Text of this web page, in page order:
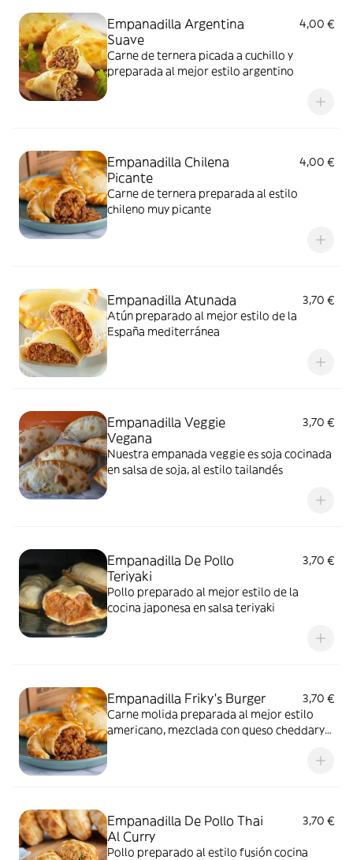
Empanadilla Argentina
Suave
4,00 €
Carne de ternera picada a cuchillo y
preparada al mejor estilo argentino
Empanadilla Chilena
Picante
4,00 €
Carne de ternera preparada al estilo
chileno muy picante
Empanadilla Atunada
3,70 €
Atún preparado al mejor estilo de la
España mediterránea
Empanadilla Veggie
Vegana
3,70 €
Nuestra empanada veggie es soja cocinada
en salsa de soja, al estilo tailandés
Empanadilla De Pollo
Teriyaki
3,70 €
Pollo preparado al mejor estilo de la
cocina japonesa en salsa teriyaki
Empanadilla Friky's Burger
3,70 €
Carne molida preparada al mejor estilo
americano, mezclada con queso cheddary
Empanadilla De Pollo Thai
Al Curry
3,70 €
Pollo preparado al estilo fusión cocina